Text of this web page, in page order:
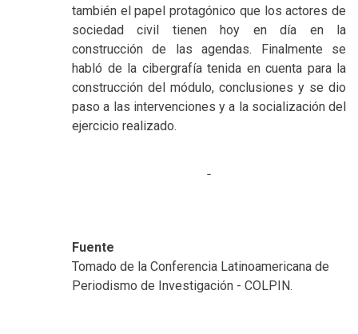
también el papel protagónico que los actores de
sociedad civil tienen hoy en día en la
construcción de las agendas. Finalmente se
habló de la cibergrafía tenida en cuenta para la
construcción del módulo, conclusiones y se dio
paso a las intervenciones y a la socialización del
ejercicio realizado.
Fuente
Tomado de la Conferencia Latinoamericana de
Periodismo de Investigación - COLPIN.